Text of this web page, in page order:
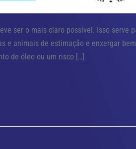
ser o mais claro possível. Isso serve
e animais de estimação e enxergar
de óleo ou um risco […]